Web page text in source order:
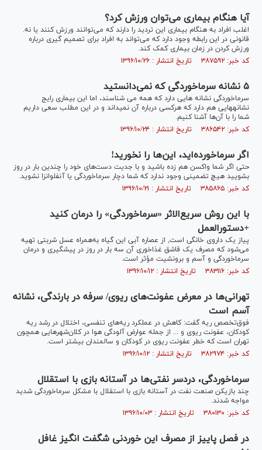
آیا هنگام بیماری می‌توان ورزش کرد؟
اغلب افراد به هنگام بیماری این تردید را دارند که می‌توانند ورزش کنند یا نه.
قانونی در این رابطه وجود دارد که می‌تواند به افراد برای تصمیم گیری درباره
ورزش کردن در زمان بیماری کمک کند.
کد خبر: ۳۸۷۵۹۲ تاریخ انتشار : ۱۳۹۶/۱۰/۲۶
۵ نشانه سرماخوردگی که نمی‌دانستید
سرماخوردگی نشانه هایی دارد که همه می‌ ‏‏شناسند، اما این بیماری رایج
نشانه‎هایی هم دارد که هرکسی درباره آن نمی‎‏داند و در این مطلب سعی داریم
شما را با آن‌ها آشنا کنیم.
کد خبر: ۳۸۶۵۴۲ تاریخ انتشار : ۱۳۹۶/۱۰/۲۴
اگر سرماخورده‌اید، این‌ها را نخورید!
حتی اگر شما واکسن هم زده باشید و با جدیت دست‌های خود را چندین بار در روز
بشویید هیچ تضمینی وجود ندارد که شما دچار سرماخوردگی یا آنفلوانزا نشوید.
کد خبر: ۳۸۵۸۶۵ تاریخ انتشار : ۱۳۹۶/۱۰/۲۱
با این روش سریع‌الاثر «سرماخوردگی» را درمان کنید
+دستورالعمل
پیاز یک داروی خانگی است, از عصاره آبی این گیاه به‌همراه عسل شربتی تهیه
می‌شود که مصرف یک قاشق غذاخوری آن سه بار در روز در پیشگیری و درمان
سرماخوردگی و آسم و برونشیت مؤثر است.
کد خبر: ۳۸۳۱۱۶ تاریخ انتشار : ۱۳۹۶/۱۰/۱۲
تهرانی‌­ها در معرض عفونت‌های ریوی/ سرفه در بارندگی، نشانه
آسم است
فوق‌تخصص ریه گفت: کاهش در عملکرد ریه‌های تنفسی، اختلال در رشد ریه
کودکان، عفونت ریوی و ... از جمله عوارض آلودگی هوا در کلان‌شهر‌هایی همچون
تهران است که خطر عفونت ریوی در کودکان و سالمندان بیشتر است.
کد خبر: ۳۸۲۹۷۴ تاریخ انتشار : ۱۳۹۶/۱۰/۱۲
سرماخوردگی، دردسر نفتی‌ها در آستانه بازی با استقلال
چند بازیکن صنعت نفت در آستانه بازی با استقلال با مشکل سرماخوردگی شدید
مواجه شدند.
کد خبر: ۳۸۰۱۳۰ تاریخ انتشار : ۱۳۹۶/۱۰/۰۳
در فصل پاییز از مصرف این خوردنی شگفت انگیز غافل